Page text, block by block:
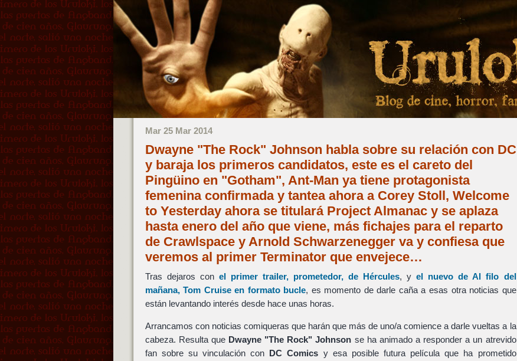
Mar 25 Mar 2014
Dwayne "The Rock" Johnson habla sobre su relación con DC
y baraja los primeros candidatos, este es el careto del
Pingüino en "Gotham", Ant-Man ya tiene protagonista
femenina confirmada y tantea ahora a Corey Stoll, Welcome
to Yesterday ahora se titulará Project Almanac y se aplaza
hasta enero del año que viene, más fichajes para el reparto
de Crawlspace y Arnold Schwarzenegger va y confiesa que
veremos al primer Terminator que envejece…
Tras dejaros con el primer trailer, prometedor, de Hércules, yel nuevo deAl filo del
mañana,Tom Cruiseen formato bucle, es momento de darle caña a esas otra noticias que
están levantando interés desde hace unas horas.
Arrancamos con noticias comiqueras que harán que más de uno/a comience a darle vueltas a la
cabeza. Resulta que Dwayne "The Rock" Johnson se ha animado a responder a un atrevido
fan sobre su vinculación con DC Comics y esa posible futura película que ha prometido